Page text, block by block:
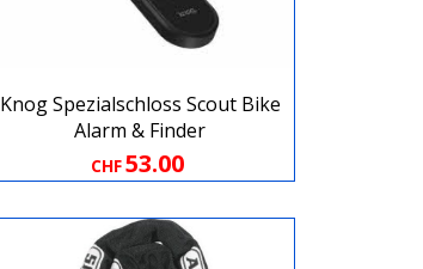
Knog Spezialschloss Scout Bike
Alarm & Finder
CHF53.00